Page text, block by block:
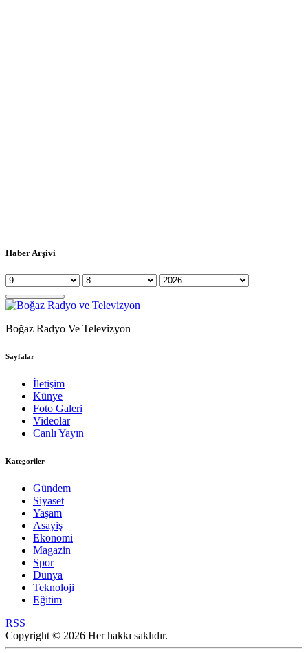
Haber Arşivi
Boğaz Radyo Ve Televizyon
Sayfalar
İletişim
Künye
Foto Galeri
Videolar
Canlı Yayın
Kategoriler
Gündem
Siyaset
Yaşam
Asayiş
Ekonomi
Magazin
Spor
Dünya
Teknoloji
Eğitim
RSS
Copyright © 2026 Her hakkı saklıdır.